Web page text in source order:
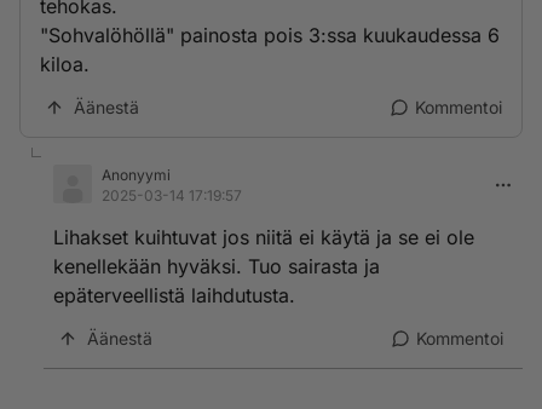
tehokas.
"Sohvalöhöllä" painosta pois 3:ssa kuukaudessa 6
kiloa.
Äänestä Kommentoi
Anonyymi
2025-03-14 17:19:57
Lihakset kuihtuvat jos niitä ei käytä ja se ei ole
kenellekään hyväksi. Tuo sairasta ja
epäterveellistä laihdutusta.
Äänestä Kommentoi